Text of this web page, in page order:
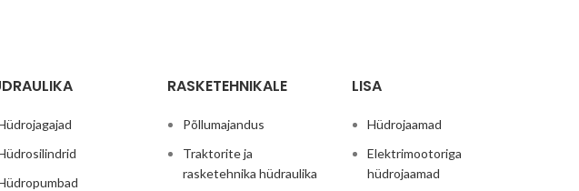
RASKETEHNIKALE
Põllumajandus
Traktorite ja
rasketehnika hüdraulika
LISA
Hüdrojaamad
Elektrimootoriga
hüdrojaamad